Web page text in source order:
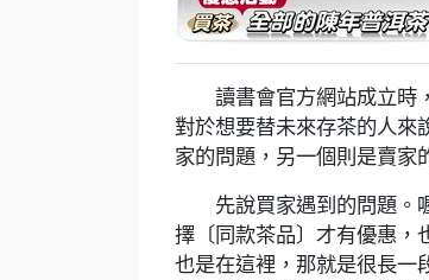
讀書會官方網站成立時，
對於想要替未來存茶的人來
家的問題，另一個則是賣家
先說買家遇到的問題。喔
擇〔同款茶品〕才有優惠，
也是在這裡，那就是很長一